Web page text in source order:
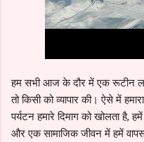
हम सभी आज के दौर में एक रूटीन
तो किसी को व्यापार की। ऐसे में
पर्यटन हमारे दिमाग को खोलता है,
और एक सामाजिक जीवन में हमें वापस